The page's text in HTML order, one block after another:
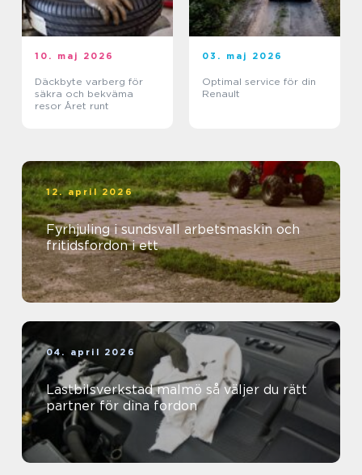
10. maj 2026
Däckbyte varberg för
säkra och bekväma
resor Året runt
03. maj 2026
Optimal service för din
Renault
12. april 2026
Fyrhjuling i sundsvall arbetsmaskin och
fritidsfordon i ett
04. april 2026
Lastbilsverkstad malmö så väljer du rätt
partner för dina fordon